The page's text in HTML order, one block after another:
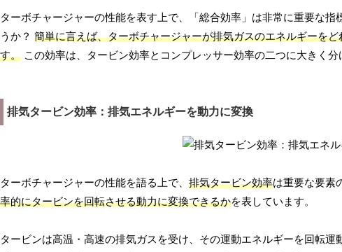
ターボチャージャーの性能を表す上で、「総合効率」は非常に重要な
うか？ 簡単に言えば、ターボチャージャーが排気ガスのエネルギーを
す。 この効率は、タービン効率とコンプレッサー効率の二つに大きく分
排気タービン効率：排気エネルギーを動力に変換
ターボチャージャーの性能を語る上で、 排気タービン効率は重要な要素
率的にタービンを回転させる動力に変換できるかを表しています。
タービンは高温・高速の排気ガスを受け、その運動エネルギーを回転